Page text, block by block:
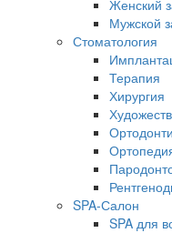
Женский
Мужской
Стоматология
Терапия
Хирургия
SPA-Салон
SPA для